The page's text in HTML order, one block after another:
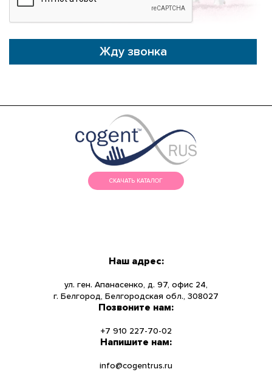
Жду звонка
СКАЧАТЬ КАТАЛОГ
НОВОСТИ
УСЛУГИ
Наш адрес:
ул. ген. Апанасенко, д. 97, офис 24,
г. Белгород, Белгородская обл., 308027
Позвоните нам:
+7 910 227-70-02
Напишите нам:
info@cogentrus.ru